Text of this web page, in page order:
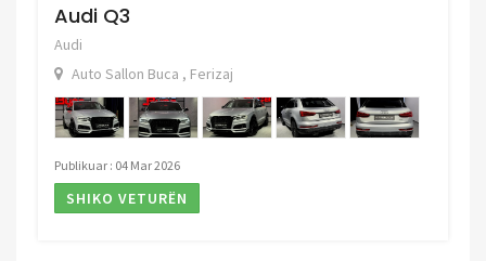
Audi Q3
Audi
Auto Sallon Buca , Ferizaj
Publikuar : 04 Mar 2026
SHIKO VETURËN